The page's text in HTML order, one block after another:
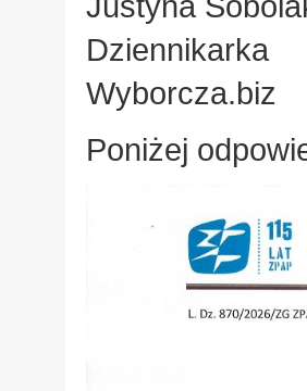
Dziennikarka
Wyborcza.biz
Poniżej